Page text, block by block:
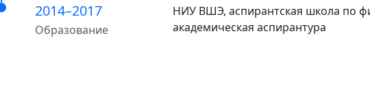
2014–2017
Образование
НИУ ВШЭ, аспирантская школа по
академическая аспирантура